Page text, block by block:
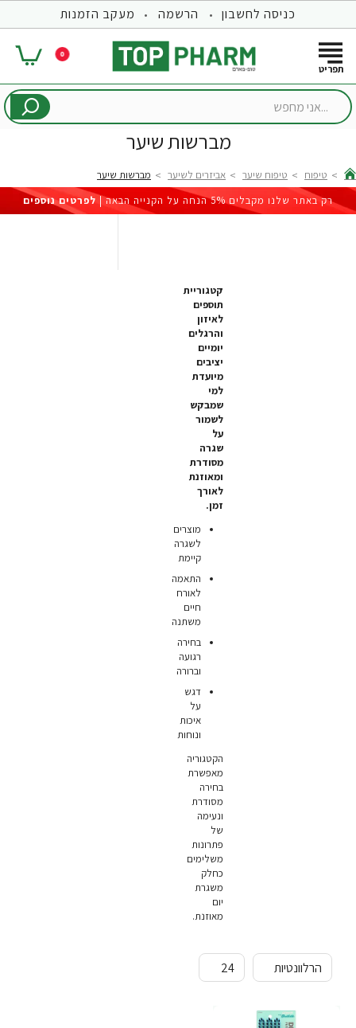
כניסה לחשבון הרשמה מעקב הזמנות
0
...אני
מברשות שיער
home
טיפוח טיפוח שיער אביזרים לשיער
מברשות שיער
רק באתר שלנו מקבלים 5% הנחה על הקנייה הבאה |
לפרטים נוספים
קטגוריית
תוספים
לאיזון
והרגלים
יומיים
יציבים
מיועדת
למי
שמבקש
לשמור
על
שגרה
מסודרת
ומאוזנת
לאורך
זמן.
מוצרים
לשגרה
קיימת
התאמה
לאורח
חיים
משתנה
בחירה
רגועה
וברורה
דגש
על
איכות
ונוחות
הקטגוריה
מאפשרת
בחירה
מסודרת
ונעימה
של
פתרונות
משלימים
כחלק
משגרת
יום
מאוזנת.